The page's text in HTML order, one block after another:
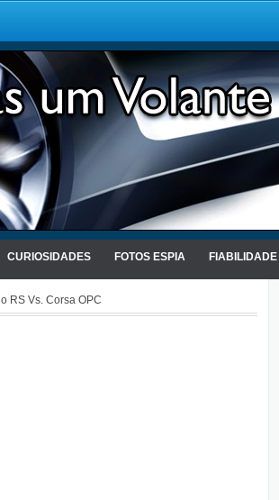
CURIOSIDADES FOTOS ESPIA FIABILIDADE
RS Vs. Corsa OPC